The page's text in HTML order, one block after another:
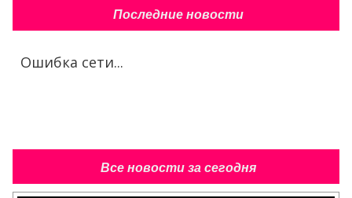
Последние новости
Ошибка сети...
Все новости за сегодня